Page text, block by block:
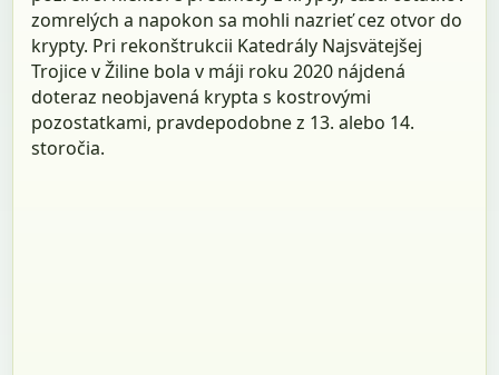
zomrelých a napokon sa mohli nazrieť cez otvor do
krypty. Pri rekonštrukcii Katedrály Najsvätejšej
Trojice v Žiline bola v máji roku 2020 nájdená
doteraz neobjavená krypta s kostrovými
pozostatkami, pravdepodobne z 13. alebo 14.
storočia.